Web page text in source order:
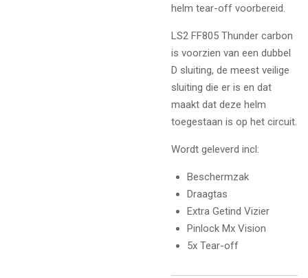
helm tear-off voorbereid.
LS2 FF805 Thunder carbon
is voorzien van een dubbel
D sluiting, de meest veilige
sluiting die er is en dat
maakt dat deze helm
toegestaan is op het circuit.
Wordt geleverd incl:
Beschermzak
Draagtas
Extra Getind Vizier
Pinlock Mx Vision
5x Tear-off